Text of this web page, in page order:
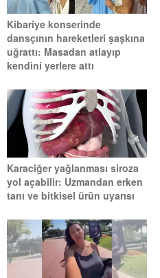
Kibariye konserinde
dansçının hareketleri şaşkına
uğrattı: Masadan atlayıp
kendini yerlere attı
Karaciğer yağlanması siroza
yol açabilir: Uzmandan erken
tanı ve bitkisel ürün uyarısı